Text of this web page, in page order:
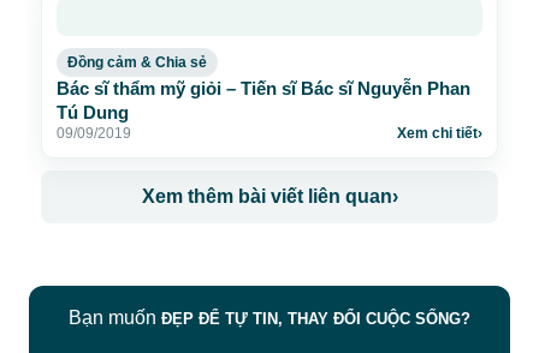
Đồng cảm & Chia sẻ
Bác sĩ thẩm mỹ giỏi – Tiến sĩ Bác sĩ Nguyễn Phan
Tú Dung
09/09/2019 Xem chi tiết›
Xem thêm bài viết liên quan›
Bạn muốn ĐẸP ĐỂ TỰ TIN, THAY ĐỔI CUỘC SỐNG?